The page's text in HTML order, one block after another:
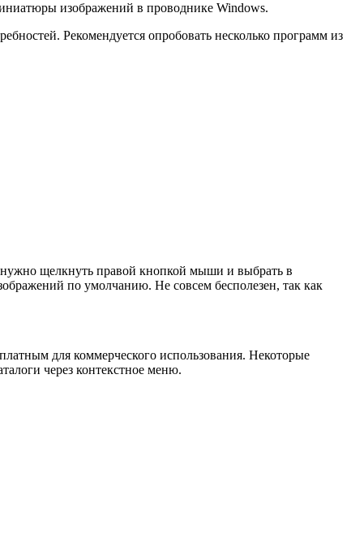
изображений в проводнике Windows.
Рекомендуется опробовать несколько программ из
щелкнуть правой кнопкой мыши и выбрать в
по умолчанию. Не совсем бесполезен, так как
для коммерческого использования. Некоторые
через контекстное меню.